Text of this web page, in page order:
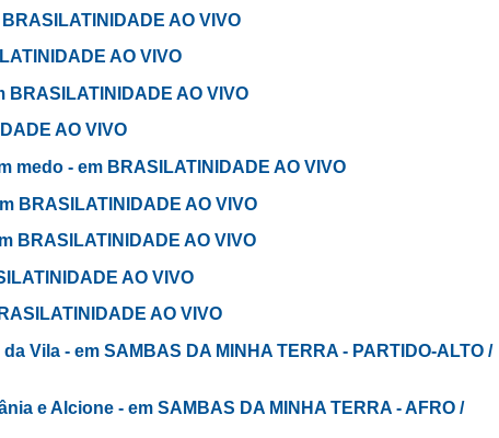
AO VIVO
AO VIVO
BRASILATINIDADE AO VIVO
AO VIVO
medo - em BRASILATINIDADE AO VIVO
BRASILATINIDADE AO VIVO
BRASILATINIDADE AO VIVO
AO VIVO
AO VIVO
Vila - em SAMBAS DA MINHA TERRA - PARTIDO-ALTO /
e Alcione - em SAMBAS DA MINHA TERRA - AFRO /